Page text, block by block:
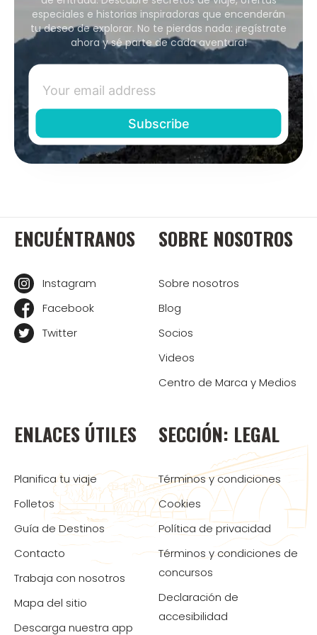
especiales e historias inspiradoras que encenderán
tu deseo de explorar. No te pierdas nada: ¡regístrate
ahora y sé parte de cada aventura!
ENCUÉNTRANOS
Instagram
Facebook
Twitter
SOBRE NOSOTROS
Sobre nosotros
Blog
Socios
Videos
Centro de Marca y Medios
ENLACES ÚTILES
Planifica tu viaje
Folletos
Guía de Destinos
Contacto
Trabaja con nosotros
Mapa del sitio
Descarga nuestra app
SECCIÓN: LEGAL
Términos y condiciones
Cookies
Política de privacidad
Términos y condiciones de
concursos
Declaración de
accesibilidad